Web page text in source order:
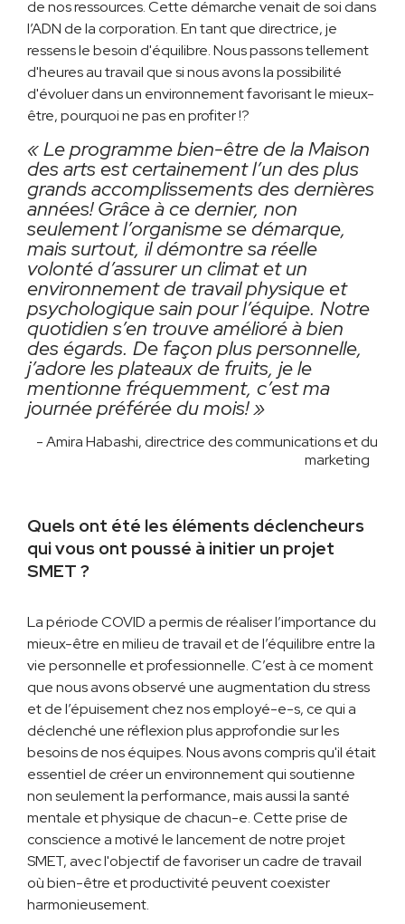
de nos ressources. Cette démarche venait de soi dans
l’ADN de la corporation. En tant que directrice, je
ressens le besoin d'équilibre. Nous passons tellement
d'heures au travail que si nous avons la possibilité
d'évoluer dans un environnement favorisant le mieux-
être, pourquoi ne pas en profiter !?
« Le programme bien-être de la Maison
des arts est certainement l’un des plus
grands accomplissements des dernières
années! Grâce à ce dernier, non
seulement l’organisme se démarque,
mais surtout, il démontre sa réelle
volonté d’assurer un climat et un
environnement de travail physique et
psychologique sain pour l’équipe. Notre
quotidien s’en trouve amélioré à bien
des égards. De façon plus personnelle,
j’adore les plateaux de fruits, je le
mentionne fréquemment, c’est ma
journée préférée du mois! »
- Amira Habashi, directrice des communications et du
marketing
Quels ont été les éléments déclencheurs
qui vous ont poussé à initier un projet
SMET ?
La période COVID a permis de réaliser l’importance du
mieux-être en milieu de travail et de l’équilibre entre la
vie personnelle et professionnelle. C’est à ce moment
que nous avons observé une augmentation du stress
et de l’épuisement chez nos employé-e-s, ce qui a
déclenché une réflexion plus approfondie sur les
besoins de nos équipes. Nous avons compris qu'il était
essentiel de créer un environnement qui soutienne
non seulement la performance, mais aussi la santé
mentale et physique de chacun-e. Cette prise de
conscience a motivé le lancement de notre projet
SMET, avec l'objectif de favoriser un cadre de travail
où bien-être et productivité peuvent coexister
harmonieusement.